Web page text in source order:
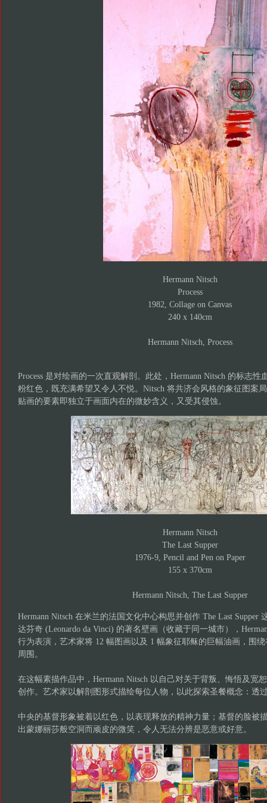
Hermann Nitsch
Process
1982, Collage on Canvas
240 x 140cm
Hermann Nitsch, Process
Process 是对绘画的一次直观解剖。此处，Hermann Nitsch 的标志
粉红色，既充满希望又令人不悦。Nitsch 将共济会风格的象征图案
贴画的要素即独立于画面内在的微妙含义，又受其侵蚀。
Hermann Nitsch
The Last Supper
1976-9, Pencil and Pen on Paper
155 x 370cm
Hermann Nitsch, The Last Supper
Hermann Nitsch 在米兰的法国文化中心构思并创作 The Last Supper
达芬奇 (Leonardo da Vinci) 的著名壁画（收藏于同一城市），
行为表演，艺术家将 12 幅图画以及 1 幅象征耶稣的巨幅油画，围
周围。
在这幅素描作品中，Hermann Nitsch 以自己对关于背叛、悔悟及宽
创作。艺术家以解剖图形式描绘每位人物，以此探索圣餐概念：透
中央的基督形象被着以红色，以表现释放的精神力量；基督的脸被
出蒙娜丽莎般空洞而顽皮的微笑，令人无法分辨是恶意或好意。